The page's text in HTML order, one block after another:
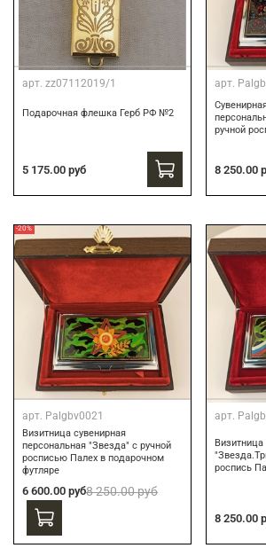
арт. zz07112019/1
Подарочная флешка Герб РФ №2
5 175.00 руб
арт.
ручной
8 250.00
-20%
арт. Palgbv0021
Визитница сувенирная
персональная "Звезда" с ручной
росписью Палех в подарочном
футляре
6 600.00 руб8 250.00 руб
арт.
Визитница
роспись
8 250.00